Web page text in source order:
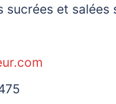
et